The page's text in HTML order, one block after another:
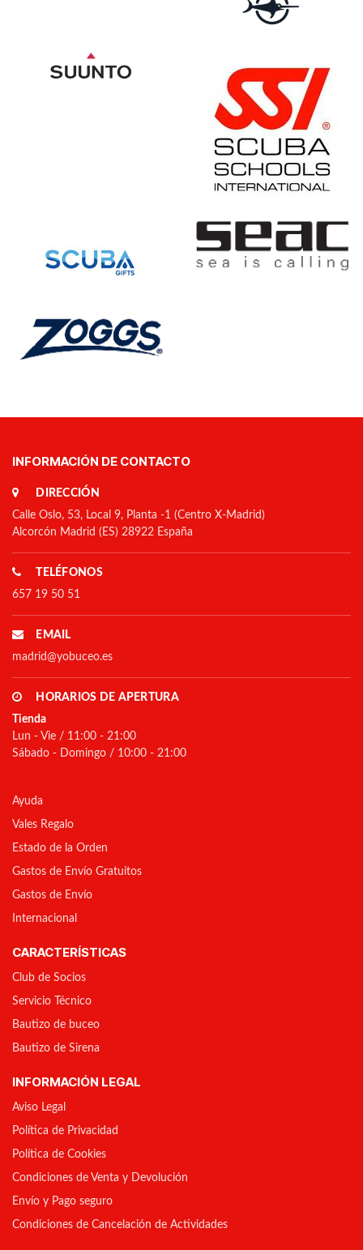
INFORMACIÓN DE CONTACTO
DIRECCIÓN
Calle Oslo, 53, Local 9, Planta -1 (Centro X-Madrid)
Alcorcón Madrid (ES) 28922 España
TELÉFONOS
657 19 50 51
EMAIL
madrid@yobuceo.es
HORARIOS DE APERTURA
Tienda
Lun - Vie / 11:00 - 21:00
Sábado - Domingo / 10:00 - 21:00
Ayuda
Vales Regalo
Estado de la Orden
Gastos de Envío Gratuitos
Gastos de Envío
Internacional
CARACTERÍSTICAS
Club de Socios
Servicio Técnico
Bautizo de buceo
Bautizo de Sirena
INFORMACIÓN LEGAL
Aviso Legal
Política de Privacidad
Política de Cookies
Condiciones de Venta y Devolución
Envío y Pago seguro
Condiciones de Cancelación de Actividades